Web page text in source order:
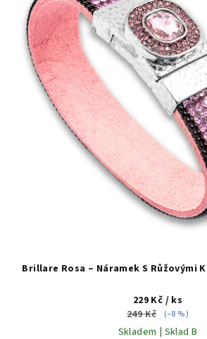
Brillare Rosa – Náramek S Růžovými
229 Kč / ks
249 Kč
(–8 %)
Skladem | Sklad B